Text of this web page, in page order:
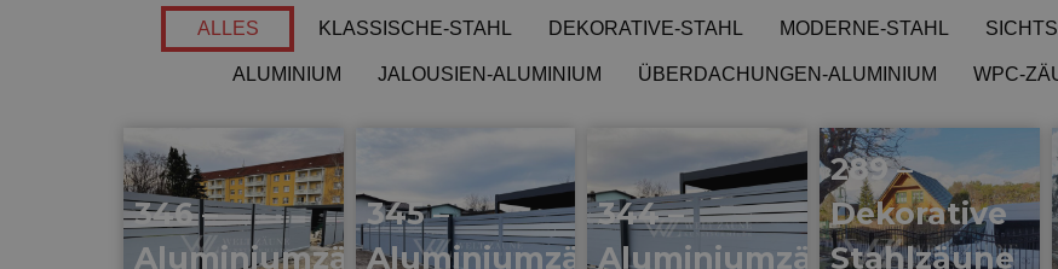
ALLES KLASSISCHE-STAHL DEKORATIVE-STAHL MODERNE-STAHL
ALUMINIUM JALOUSIEN-ALUMINIUM ÜBERDACHUNGEN-ALUMINIUM WPC-
346 –
Aluminiumzäune
345 –
Aluminiumzäune
344 –
Aluminiumzäune
289 –
Dekorative
Stahlzäune